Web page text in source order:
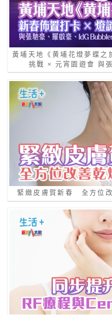
黃埔天地《黄埔花燈夢蝶之
挑戰 × 元宵園遊會 與
緊緻皮膚賀新春 全方位